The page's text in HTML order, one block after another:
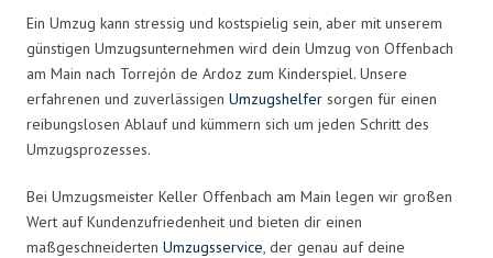
Ein Umzug kann stressig und kostspielig sein, aber mit unserem
günstigen Umzugsunternehmen wird dein Umzug von Offenbach
am Main nach Torrejón de Ardoz zum Kinderspiel. Unsere
erfahrenen und zuverlässigen Umzugshelfer sorgen für einen
reibungslosen Ablauf und kümmern sich um jeden Schritt des
Umzugsprozesses.
Bei Umzugsmeister Keller Offenbach am Main legen wir großen
Wert auf Kundenzufriedenheit und bieten dir einen
maßgeschneiderten Umzugsservice, der genau auf deine